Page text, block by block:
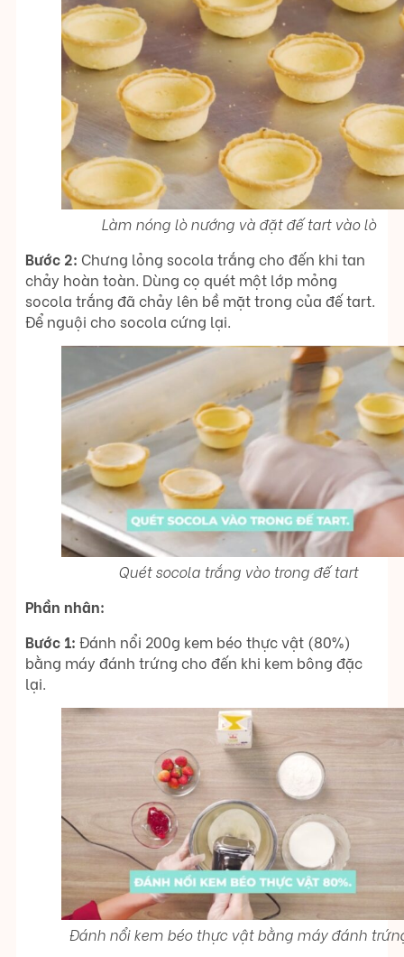
Làm nóng lò nướng và đặt đế tart vào lò
Bước 2: Chưng lỏng socola trắng cho đến khi tan
chảy hoàn toàn. Dùng cọ quét một lớp mỏng
socola trắng đã chảy lên bề mặt trong của đế tart.
Để nguội cho socola cứng lại.
Quét socola trắng vào trong đế tart
Phần nhân:
Bước 1: Đánh nổi 200g kem béo thực vật (80%)
bằng máy đánh trứng cho đến khi kem bông đặc
lại.
Đánh nổi kem béo thực vật bằng máy đánh